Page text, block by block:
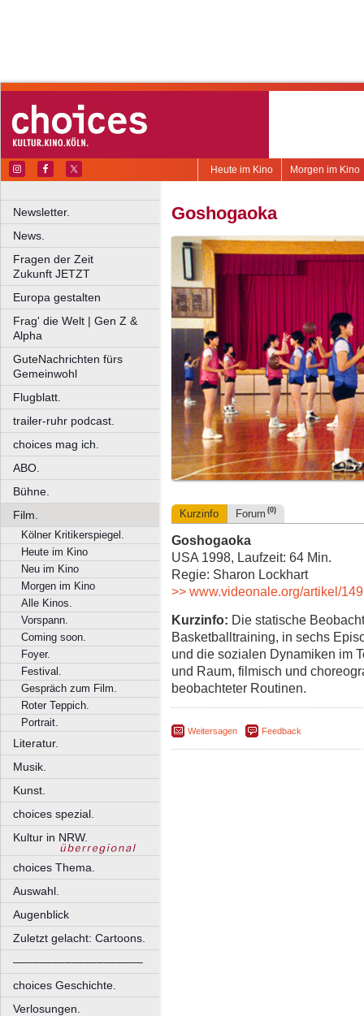
Morgen im Kino
Heute im Kino
Newsletter.
News.
Fragen der Zeit
Zukunft JETZT
Europa gestalten
Frag' die Welt | Gen Z &
Alpha
GuteNachrichten fürs
Gemeinwohl
Flugblatt.
trailer-ruhr podcast.
choices mag ich.
ABO.
Bühne.
Film.
Kölner Kritikerspiegel.
Heute im Kino
Neu im Kino
Morgen im Kino
Alle Kinos.
Vorspann.
Coming soon.
Foyer.
Festival.
Gespräch zum Film.
Roter Teppich.
Portrait.
Literatur.
Musik.
Kunst.
choices spezial.
Kultur in NRW.
choices Thema.
Auswahl.
Augenblick
Zuletzt gelacht: Cartoons.
––––––––––––––––––––
choices Geschichte.
Verlosungen.
Goshogaoka
Kurzinfo Forum (0)
Goshogaoka
USA 1998, Laufzeit: 64 Min.
Regie: Sharon Lockhart
>> www.videonale.org/artikel/
Kurzinfo: Die statische
Basketballtraining, in sechs
und die sozialen Dynamiken im
und Raum, filmisch und
beobachteter Routinen.
Weitersagen Feedback